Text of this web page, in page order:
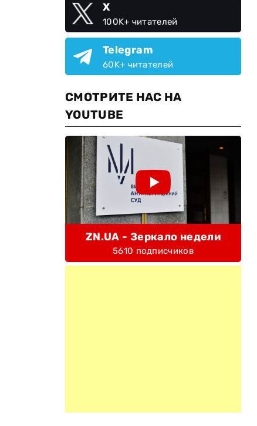
X
100K+ читателей
Telegram
60K+ читателей
СМОТРИТЕ НАС НА
YOUTUBE
ZN.UA - Зеркало недели
5610 подписчиков